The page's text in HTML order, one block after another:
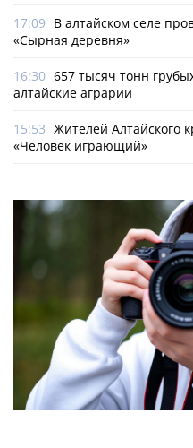
17:09 В алтайском селе
«Сырная деревня»
16:30 657 тысяч тонн
алтайские аграрии
15:53 Жителей Алтайского
«Человек играющий»